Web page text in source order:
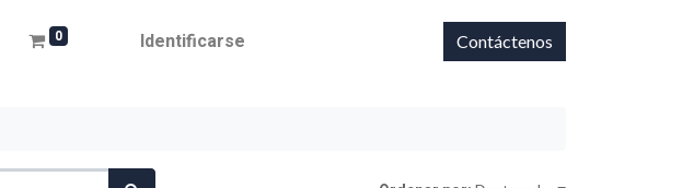
0 Identificarse Contáctenos